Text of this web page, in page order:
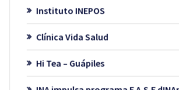
Instituto INEPOS
Clínica Vida Salud
Hi Tea – Guápiles